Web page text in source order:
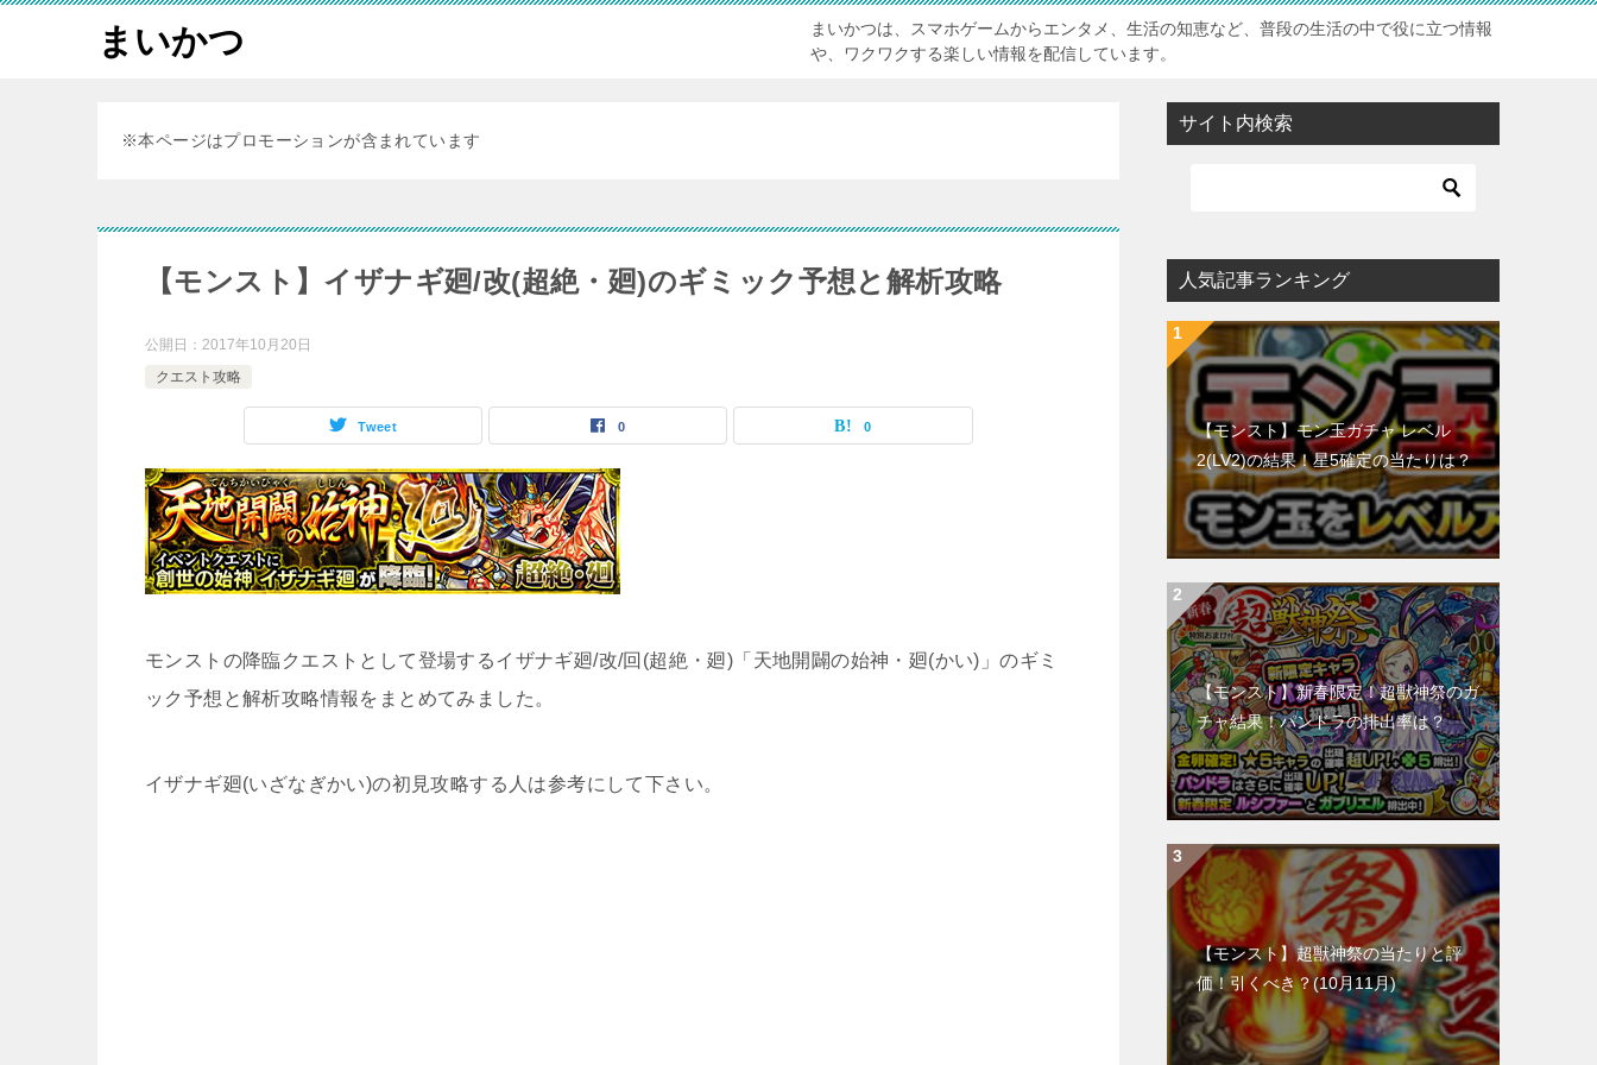
まいかつ
まいかつは、スマホゲームからエンタメ、生活の知恵など、普段の生活の中で役に立つ情報
や、ワクワクする楽しい情報を配信しています。
※本ページはプロモーションが含まれています
【モンスト】イザナギ廻/改(超絶・廻)のギミック予想と解析攻略
公開日： 2017年10月20日
クエスト攻略
Tweet 0 0
モンストの降臨クエストとして登場するイザナギ廻/改/回(超絶・廻)「天地開闢の始神・廻(かい)」のギミ
ック予想と解析攻略情報をまとめてみました。
イザナギ廻(いざなぎかい)の初見攻略する人は参考にして下さい。
サイト内検索
人気記事ランキング
【モンスト】モン玉ガチャ レベル
2(LV2)の結果！星5確定の当たりは？
【モンスト】新春限定！超獣神祭のガ
チャ結果！パンドラの排出率は？
【モンスト】超獣神祭の当たりと評
価！引くべき？(10月11月)